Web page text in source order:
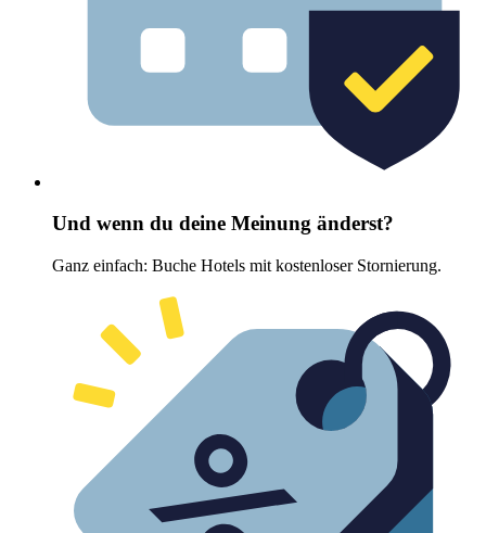
Und wenn du deine Meinung änderst?
Ganz einfach: Buche Hotels mit kostenloser Stornierung.